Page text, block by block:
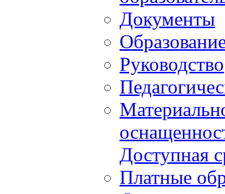
Документы
Руководство
Доступная
Платные